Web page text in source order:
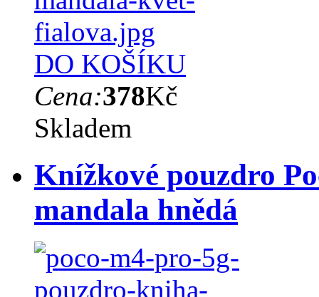
DO KOŠÍKU
Cena:378Kč
Skladem
Knížkové pouzdro
mandala hnědá